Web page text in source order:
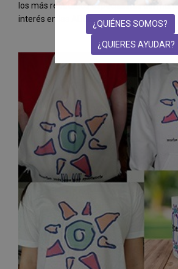
los más reputados especialistas del
interés en las ADEE
¿QUIÉNES SOMOS?
¿QUIERES AYUDAR?